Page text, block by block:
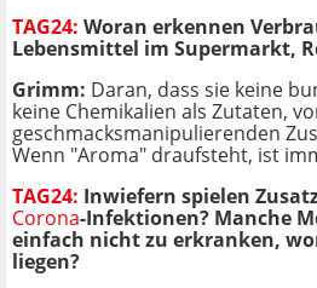
TAG24: Woran erkennen
Lebensmittel im Supermarkt,
Grimm: Daran, dass sie keine
keine Chemikalien als Zutaten,
geschmacksmanipulierenden
Wenn "Aroma" draufsteht, ist
TAG24: Inwiefern spielen
Corona-Infektionen? Manche
einfach nicht zu erkranken,
liegen?